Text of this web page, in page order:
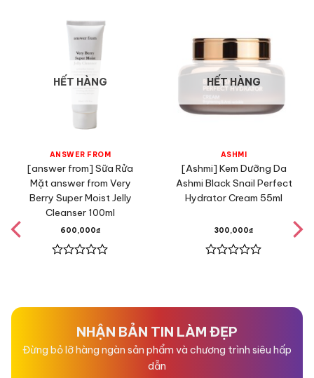
HẾT HÀNG
ANSWER FROM
[answer from] Sữa Rửa
Mặt answer from Very
Berry Super Moist Jelly
Cleanser 100ml
600,000₫
5
HẾT HÀNG
ASHMI
[Ashmi] Kem Dưỡng Da
Ashmi Black Snail Perfect
Hydrator Cream 55ml
300,000₫
5
NHẬN BẢN TIN LÀM ĐẸP
Đừng bỏ lỡ hàng ngàn sản phẩm và chương trình siêu hấp
dẫn